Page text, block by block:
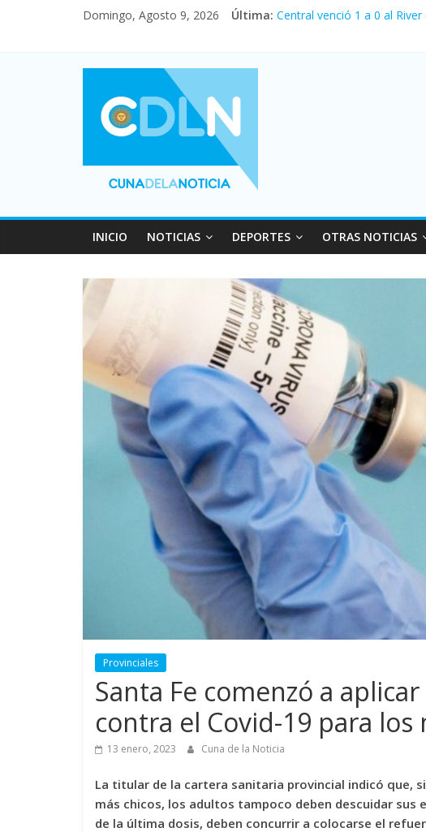
Domingo, Agosto 9, 2026 Última: Fuerte caída de la venta de
Desde que asumió Milei
Vacaciones de invierno
INICIO NOTICIAS DEPORTES OTRAS NOTICIAS
Provinciales
Santa Fe comenzó a
contra el Covid-19 para
13 enero, 2023 Cuna de la Noticia
La titular de la cartera sanitaria provincial indicó que,
más chicos, los adultos tampoco deben descuidar sus
de la última dosis, deben concurrir a colocarse el